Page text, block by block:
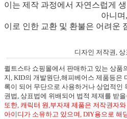
이는 제작 과정에서 자연스럽게
아니며,
이로 인한 교환 및 환불은 어려운
디자인 저작권, 상
퀼트스타 쇼핑몰에서 판매하고 있는 상품
지, KID의 개발원단,해피베어스 제품등은
록이 되어 무단으로 사용하거나 상업적인
권법, 상표법에 위배되어 법적 제재를 받
또한, 캐릭터 원,부자재 제품은 저작권자
아이디가 소유하고 있으며, DIY용으로 해